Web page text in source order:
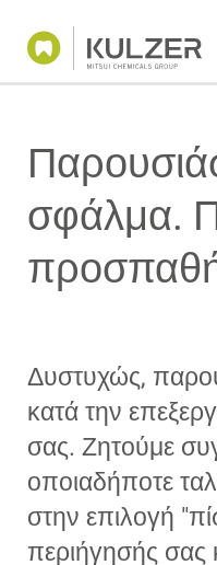
σφάλμα.
Δυστυχώς,
κατά την
σας. Ζητούμε
οποιαδήποτε
στην επιλογή
περιήγησής σας